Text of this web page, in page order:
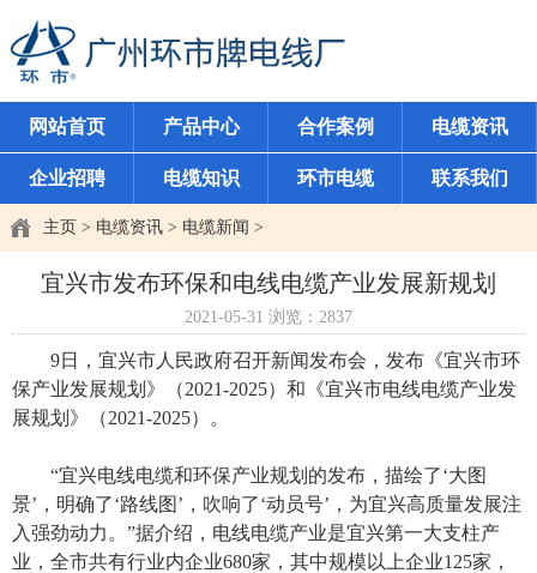
网站首页 产品中心 合作案例 电缆资讯
企业招聘 电缆知识 环市电缆 联系我们
主页 > 电缆资讯 > 电缆新闻 >
宜兴市发布环保和电线电缆产业发展新规划
2021-05-31 浏览： 2837
9日，宜兴市人民政府召开新闻发布会，发布《宜兴市环
保产业发展规划》（2021-2025）和《宜兴市电线电缆产业发
展规划》（2021-2025）。
“宜兴电线电缆和环保产业规划的发布，描绘了‘大图
景’，明确了‘路线图’，吹响了‘动员号’，为宜兴高质量发展注
入强劲动力。”据介绍，电线电缆产业是宜兴第一大支柱产
业，全市共有行业内企业680家，其中规模以上企业125家，